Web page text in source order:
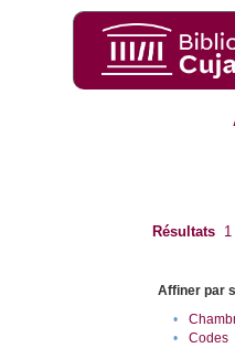
Résultats 1
Affiner par
•
•
Codes